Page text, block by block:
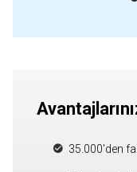
35.000'den